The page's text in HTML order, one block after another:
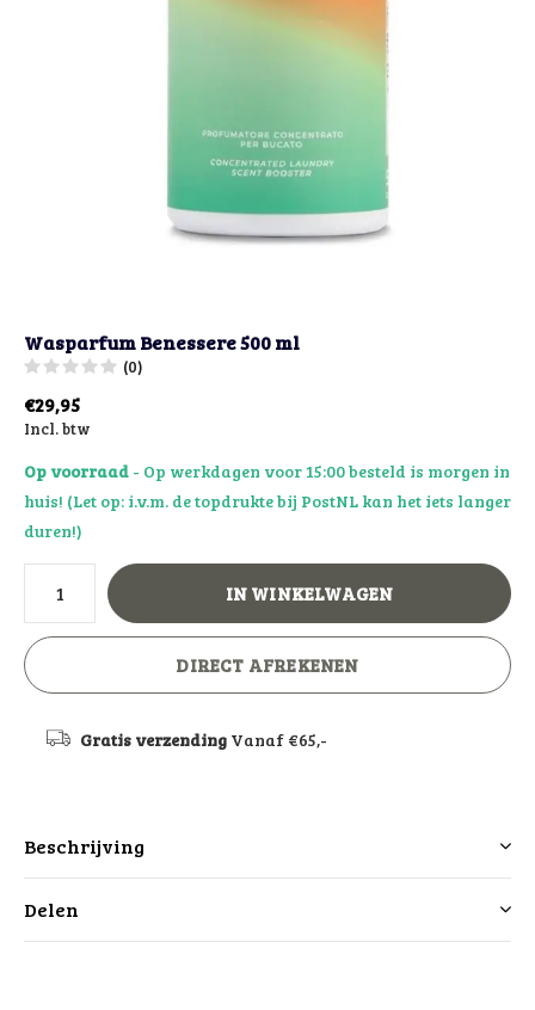
Wasparfum Benessere 500 ml
(0)
€29,95
Incl. btw
Op voorraad - Op werkdagen voor 15:00 besteld is morgen in
huis! (Let op: i.v.m. de topdrukte bij PostNL kan het iets langer
duren!)
IN WINKELWAGEN
DIRECT AFREKENEN
Gratis verzendingVanaf €65,-
Beschrijving
Delen